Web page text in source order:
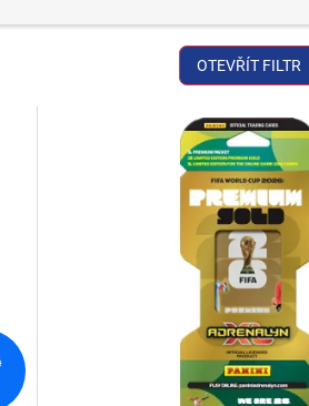
OTEVŘÍT FILTR